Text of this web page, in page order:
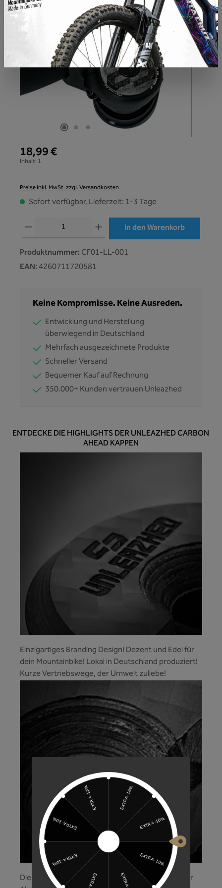
18,99 €
Inhalt: 1
Preise inkl. MwSt. zzgl. Versandkosten
Sofort verfügbar, Lieferzeit: 1-3 Tage
In den Warenkorb
Produktnummer: CF01-LL-001
EAN: 4260711720581
Keine Kompromisse. Keine Ausreden.
Entwicklung und Herstellung
überwiegend in Deutschland
Mehrfach ausgezeichnete Produkte
Schneller Versand
Bequemer Kauf auf Rechnung
350.000+ Kunden vertrauen Unleazhed
ENTDECKE DIE HIGHLIGHTS DER UNLEAZHED CARBON
AHEAD KAPPEN
Einzigartiges Branding Design! Dezent und Edel für
dein Mountainbike! Lokal in Deutschland produziert!
Kurze Vertriebswege, der Umwelt zuliebe!
Die Schraube integriert sich perfekt ins Design der